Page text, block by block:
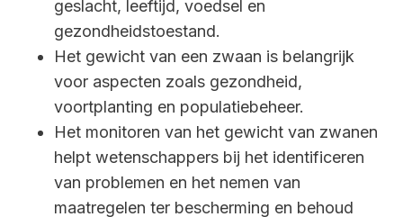
geslacht, leeftijd, voedsel en
gezondheidstoestand.
Het gewicht van een zwaan is belangrijk
voor aspecten zoals gezondheid,
voortplanting en populatiebeheer.
Het monitoren van het gewicht van zwanen
helpt wetenschappers bij het identificeren
van problemen en het nemen van
maatregelen ter bescherming en behoud